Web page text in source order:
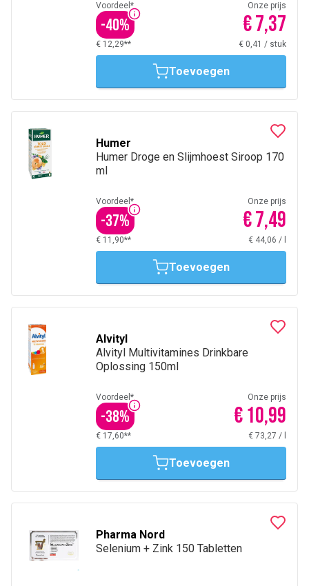
Voordeel*
-40%
Onze prijs
€ 7,37
€ 12,29** € 0,41 / stuk
Toevoegen
Humer
Humer Droge en Slijmhoest Siroop 170
ml
Voordeel*
-37%
Onze prijs
€ 7,49
€ 11,90** € 44,06 /
Toevoegen
Alvityl
Alvityl Multivitamines Drinkbare
Oplossing 150ml
Voordeel*
-38%
Onze prijs
€ 10,99
€ 17,60** € 73,27 /
Toevoegen
Pharma Nord
Selenium + Zink 150 Tabletten